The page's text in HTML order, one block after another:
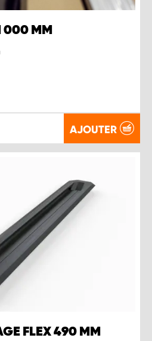
000 MM
AJOUTER
FLEX 490 MM